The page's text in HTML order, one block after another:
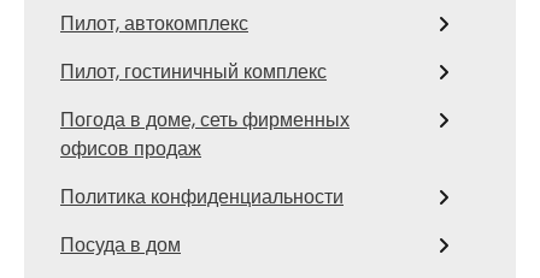
Пилот, автокомплекс
Пилот, гостиничный комплекс
Погода в доме, сеть фирменных
офисов продаж
Политика конфиденциальности
Посуда в дом